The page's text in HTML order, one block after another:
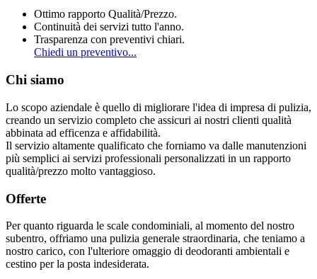
Ottimo rapporto Qualità/Prezzo.
Continuità dei servizi tutto l'anno.
Trasparenza con preventivi chiari.
Chiedi un preventivo...
Chi siamo
Lo scopo aziendale è quello di migliorare l'idea di impresa di pulizia,
creando un servizio completo che assicuri ai nostri clienti qualità
abbinata ad efficenza e affidabilità.
Il servizio altamente qualificato che forniamo va dalle manutenzioni
più semplici ai servizi professionali personalizzati in un rapporto
qualità/prezzo molto vantaggioso.
Offerte
Per quanto riguarda le scale condominiali, al momento del nostro
subentro, offriamo una pulizia generale straordinaria, che teniamo a
nostro carico, con l'ulteriore omaggio di deodoranti ambientali e
cestino per la posta indesiderata.